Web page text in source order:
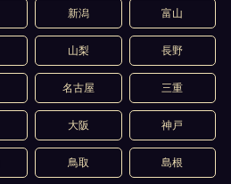
新潟 富山
山梨 長野
名古屋 三重
大阪 神戸
鳥取 島根